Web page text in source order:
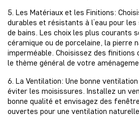
5. Les Matériaux et les Finitions:
durables et résistants à l’eau pour
de bains. Les choix les plus courants
céramique ou de porcelaine, la pierre
imperméable. Choisissez des finitions
le thème général de votre
6. La Ventilation: Une bonne
éviter les moisissures. Installez un
bonne qualité et envisagez des
ouvertes pour une ventilation